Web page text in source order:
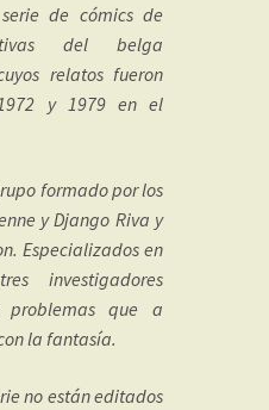
de cómics de
del belga
relatos fueron
y 1979 en el
formado por los
y Django Riva y
Especializados en
investigadores
problemas que a
la fantasía.
no están editados